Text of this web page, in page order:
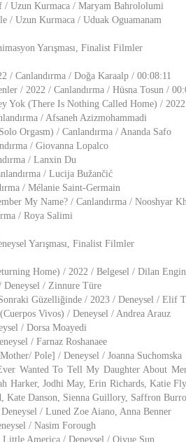
/ Uzun Kurmaca / Maryam Bahrololumi
/ Uzun Kurmaca / Uduak Oguamanam
Yarışması, Finalist Filmler
/ Canlandırma / Doğa Karaalp / 00:08:11
/ 2022 / Canlandırma / Hüsna Tosun /
Yok (There Is Nothing Called Home) /
/ Afsaneh Azizmohammadi
Orgasm) / Canlandırma / Ananda Safo
/ Giovanna Lopalco
/ Lanxin Du
/ Lucija Bužančić
/ Mélanie Saint-Germain
My Name? / Canlandırma / Nooshyar
/ Roya Salimi
Yarışması, Finalist Filmler
Home) / 2022 / Belgesel / Dilan
Deneysel / Zinnure Türe
Güzelliğinde / 2023 / Deneysel / Elif
Vivos) / Deneysel / Andrea Arauz
/ Dorsa Moayedi
/ Farnaz Roshanaee
Pole] / Deneysel / Joanna Suchomska
Wanted To Tell My Daughter About
Harker, Jodhi May, Erin Richards, Katie
Kate Danson, Sienna Guillory, Saffron
/ Luned Zoe Aiano, Anna Benner
/ Nasim Forough
America / Deneysel / Qiyue Sun